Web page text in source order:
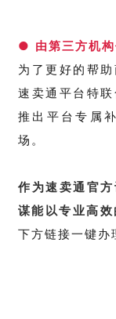
● 由第三方机构
为了更好的帮
速卖通平台特
推出平台专属
场。
作为速卖通官
谋能以专业高
下方链接一键办